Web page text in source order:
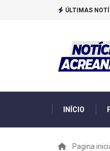
ÚLTIMAS
INÍCIO
Pagina